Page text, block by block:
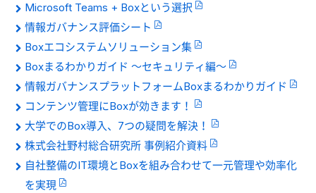
Microsoft Teams + Boxという選択
情報ガバナンス評価シート
Boxエコシステムソリューション集
Boxまるわかりガイド 〜セキュリティ編〜
情報ガバナンスプラットフォームBoxまるわかりガイド
コンテンツ管理にBoxが効きます！
大学でのBox導入、7つの疑問を解決！
株式会社野村総合研究所 事例紹介資料
自社整備のIT環境とBoxを組み合わせて一元管理や効率化
を実現